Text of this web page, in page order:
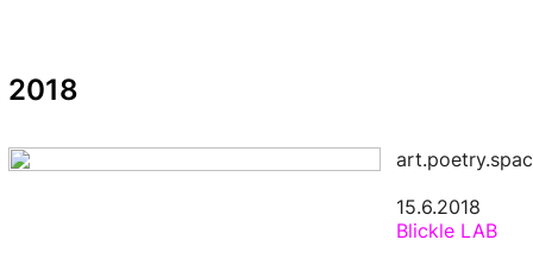
2018
15.6.2018
Blickle LAB